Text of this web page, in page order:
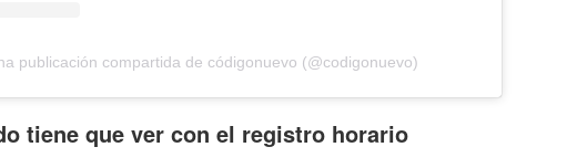
publicación compartida de códigonuevo (@codigonuevo)
tiene que ver con el registro horario